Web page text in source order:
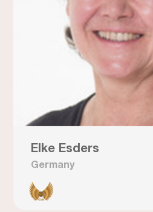
Elke Esders
Germany